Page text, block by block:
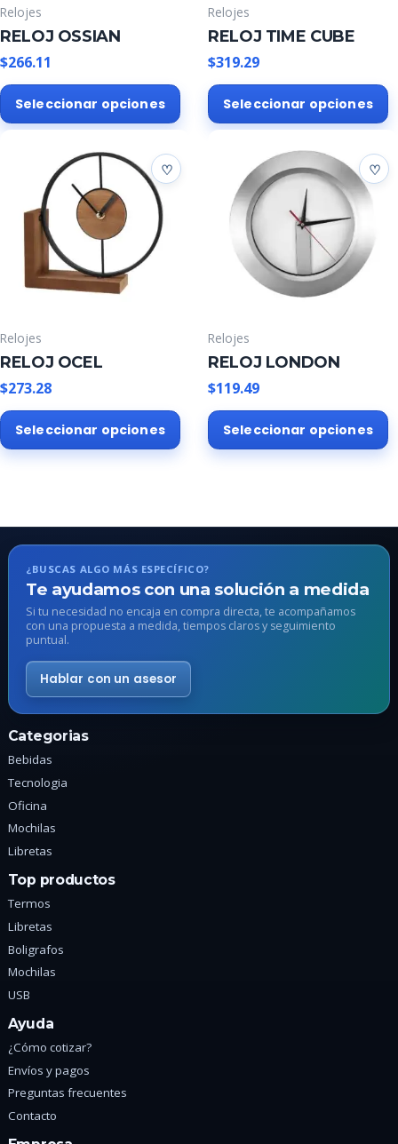
Relojes
RELOJ OSSIAN
$266.11
Seleccionar opciones
Este
producto
tiene
variantes.
opciones
página
producto
Relojes
RELOJ TIME CUBE
$319.29
Seleccionar opciones
Relojes
RELOJ OCEL
$273.28
Seleccionar opciones
Este
producto
opciones
se
pueden
elegir
en
página
de
producto
Relojes
RELOJ LONDON
$119.49
Seleccionar opciones
¿BUSCAS ALGO MÁS ESPECÍFICO?
Te ayudamos con una solución a medida
Si tu necesidad no encaja en compra directa, te acompañamos
con una propuesta a medida, tiempos claros y seguimiento
puntual.
Hablar con un asesor
Categorias
Bebidas
Tecnologia
Oficina
Mochilas
Libretas
Top productos
Termos
Libretas
Boligrafos
Mochilas
USB
Ayuda
¿Cómo cotizar?
Envíos y pagos
Preguntas frecuentes
Contacto